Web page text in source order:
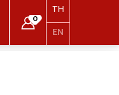
TH
EN
0